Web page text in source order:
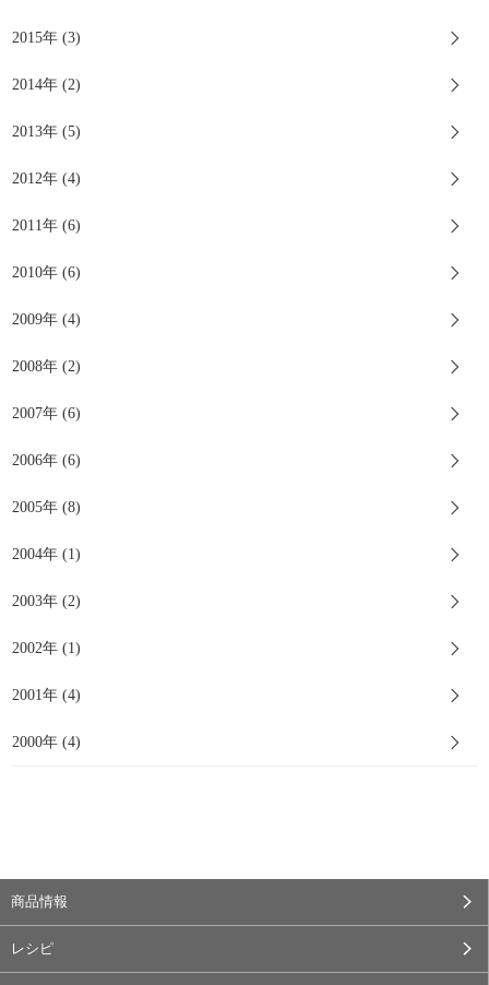
2015年 (3)
2014年 (2)
2013年 (5)
2012年 (4)
2011年 (6)
2010年 (6)
2009年 (4)
2008年 (2)
2007年 (6)
2006年 (6)
2005年 (8)
2004年 (1)
2003年 (2)
2002年 (1)
2001年 (4)
2000年 (4)
商品情報
レシピ